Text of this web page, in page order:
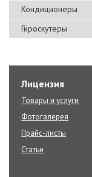
Кондиционеры
Гироскутеры
Лицензия
Товары и услуги
Фотогалерея
Прайс-листы
Статьи